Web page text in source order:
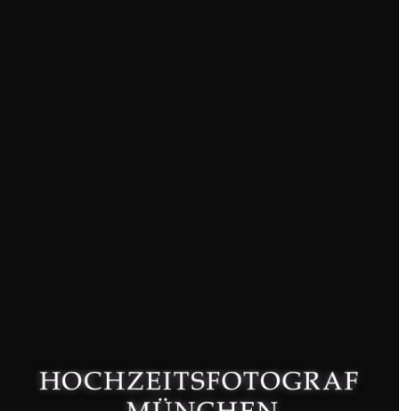
Datenschutzerklärung–Impressum
Made with 🤍 in München.